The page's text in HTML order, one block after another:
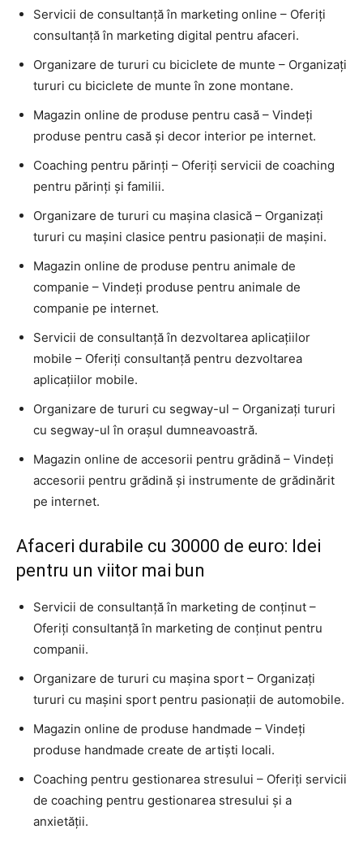
Servicii de consultanță în marketing online – Oferiți
consultanță în marketing digital pentru afaceri.
Organizare de tururi cu biciclete de munte – Organizați
tururi cu biciclete de munte în zone montane.
Magazin online de produse pentru casă – Vindeți
produse pentru casă și decor interior pe internet.
Coaching pentru părinți – Oferiți servicii de coaching
pentru părinți și familii.
Organizare de tururi cu mașina clasică – Organizați
tururi cu mașini clasice pentru pasionații de mașini.
Magazin online de produse pentru animale de
companie – Vindeți produse pentru animale de
companie pe internet.
Servicii de consultanță în dezvoltarea aplicațiilor
mobile – Oferiți consultanță pentru dezvoltarea
aplicațiilor mobile.
Organizare de tururi cu segway-ul – Organizați tururi
cu segway-ul în orașul dumneavoastră.
Magazin online de accesorii pentru grădină – Vindeți
accesorii pentru grădină și instrumente de grădinărit
pe internet.
Afaceri durabile cu 30000 de euro: Idei
pentru un viitor mai bun
Servicii de consultanță în marketing de conținut –
Oferiți consultanță în marketing de conținut pentru
companii.
Organizare de tururi cu mașina sport – Organizați
tururi cu mașini sport pentru pasionații de automobile.
Magazin online de produse handmade – Vindeți
produse handmade create de artiști locali.
Coaching pentru gestionarea stresului – Oferiți servicii
de coaching pentru gestionarea stresului și a
anxietății.